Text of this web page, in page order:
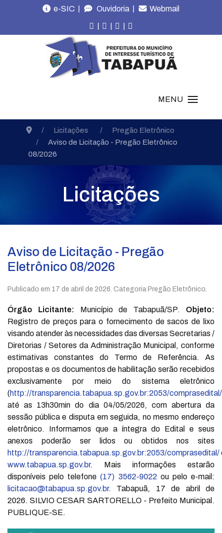
e-SIC | Ouvidoria | Webmail
| | |
MENU
Licitações
Pregão Eletrônico
Aviso de Licitação - Pregão Eletrônico
08/2026
Licitações
Aviso de Licitação - Pregão
Eletrônico 08/2026
Publicado em 17 de abril de 2026 . Categoria Pregão Eletrônico.
Órgão Licitante: Município de Tabapuã/SP. Objeto:
Registro de preços para o fornecimento de sacos de lixo
visando atender às necessidades das diversas Secretarias /
Diretorias / Setores da Administração Municipal, conforme
estimativas constantes do Termo de Referência. As
propostas e os documentos de habilitação serão recebidos
exclusivamente por meio do sistema eletrônico
(http://transparencia.tabapua.sp.gov.br:2053/comprasedital/
até as 13h30min do dia 04/05/2026, com abertura da
sessão pública e disputa em seguida, no mesmo endereço
eletrônico. Informamos que a íntegra do Edital e seus
anexos poderão ser lidos ou obtidos nos sites
http://transparencia.tabapua.sp.gov.br:2053/comprasedital/
www.tabapua.sp.gov.br. Mais informações estarão
disponíveis pelo telefone(17) 3562-9022 ou pelo e-mail:
licitacao@tabapua.sp.gov.br. Tabapuã, 17 de abril de
2026. SILVIO CESAR SARTORELLO - Prefeito Municipal.
PUBLIQUE-SE.